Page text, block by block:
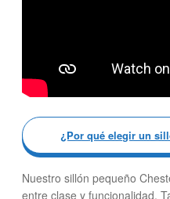
¿Por qué elegir un
Nuestro sillón pequeño
entre clase y funcionalidad.